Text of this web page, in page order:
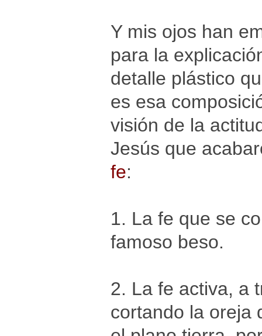
Y mis ojos han
para la
detalle plástico
es esa
visión de la
Jesús que
fe:
1. La fe que se
famoso beso.
2. La fe activa, a
cortando la oreja